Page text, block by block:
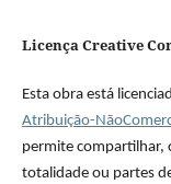
Licença Creative
Esta obra está
Atribuição-
permite compartilhar,
totalidade ou partes